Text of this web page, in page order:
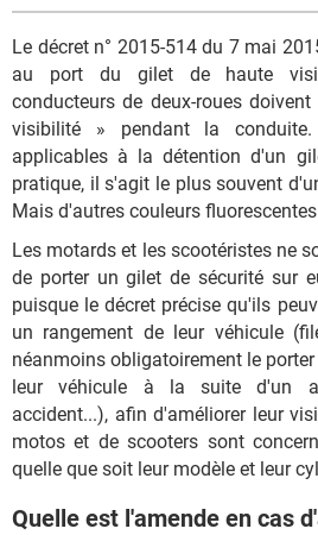
Le décret n° 2015-514 du 7 mai
au port du gilet de haute
conducteurs de deux-roues
visibilité » pendant la
applicables à la détention d'un
pratique, il s'agit le plus souvent
Mais d'autres couleurs
Les motards et les scootéristes ne
de porter un gilet de sécurité sur
puisque le décret précise qu'ils
un rangement de leur véhicule
néanmoins obligatoirement le
leur véhicule à la suite d'un
accident...), afin d'améliorer leur
motos et de scooters sont
quelle que soit leur modèle et leur
Quelle est l'amende en cas